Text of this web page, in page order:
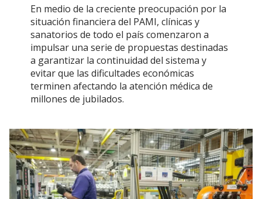
En medio de la creciente preocupación por la
situación financiera del PAMI, clínicas y
sanatorios de todo el país comenzaron a
impulsar una serie de propuestas destinadas
a garantizar la continuidad del sistema y
evitar que las dificultades económicas
terminen afectando la atención médica de
millones de jubilados.